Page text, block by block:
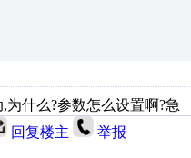
什么?参数怎么设置啊?急
回复楼主 举报